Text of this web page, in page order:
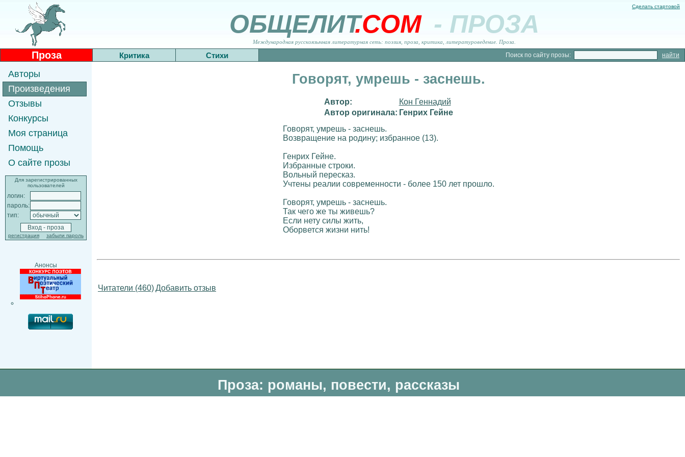
Сделать стартовой
ОБЩЕЛИТ.COM - ПРОЗА
Международная русскоязычная литературная сеть: поэзия, проза, критика, литературоведение. Проза.
Проза Критика Стихи Поиск по сайту прозы:
Авторы
Произведения
Отзывы
Конкурсы
Моя страница
Помощь
О сайте прозы
Для зарегистрированных
пользователей
логин:
пароль:
тип:
регистрация забыли пароль
Анонсы
Говорят, умрешь - заснешь.
Автор:
Кон Геннадий
Автор оригинала: Генрих Гейне
Говорят, умрешь - заснешь.
Возвращение на родину; избранное (13).
Генрих Гейне.
Избранные строки.
Вольный пересказ.
Учтены реалии современности - более 150 лет прошло.
Говорят, умрешь - заснешь.
Так чего же ты живешь?
Если нету силы жить,
Оборвется жизни нить!
Читатели (460)Добавить отзыв
Проза: романы, повести, рассказы